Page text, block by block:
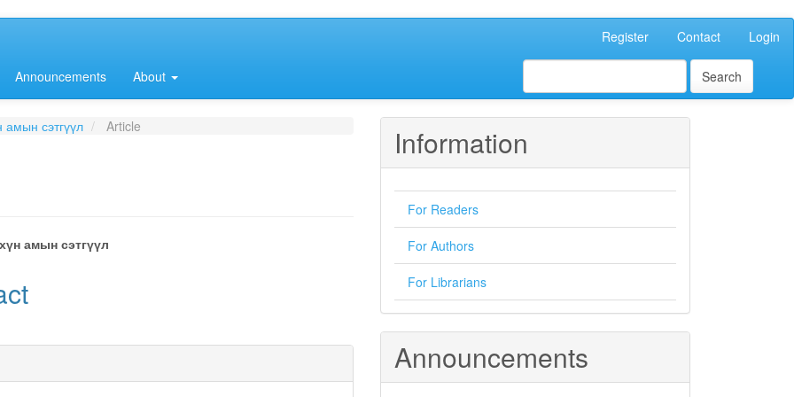
Register Contact Login
Announcements About Search
сэтгүүл Article
амын сэтгүүл
Information
For Readers
For Authors
For Librarians
Announcements